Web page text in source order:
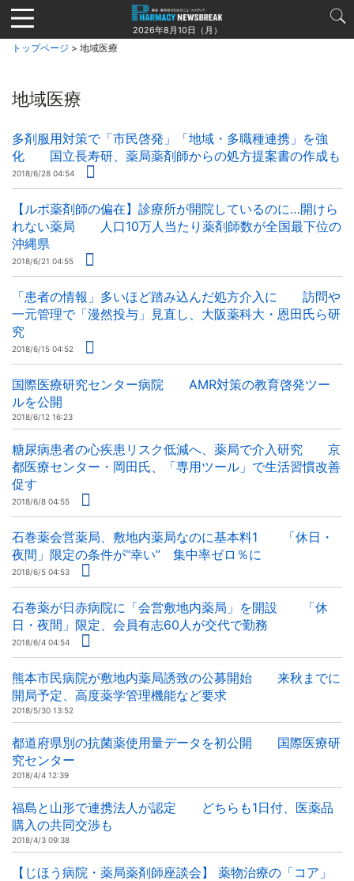
Jump
to
navigation
2026年8月10日（月）
トップページ > 地域医療
地域医療
多剤服用対策で「市民啓発」「地域・多職種連携」を強
化 国立長寿研、薬局薬剤師からの処方提案書の作成も
2018/6/28 04:54
【ルポ薬剤師の偏在】診療所が開院しているのに…開けら
れない薬局 人口10万人当たり薬剤師数が全国最下位の
沖縄県
2018/6/21 04:55
「患者の情報」多いほど踏み込んだ処方介入に 訪問や
一元管理で「漫然投与」見直し、大阪薬科大・恩田氏ら研
究
2018/6/15 04:52
国際医療研究センター病院 AMR対策の教育啓発ツー
ルを公開
2018/6/12 16:23
糖尿病患者の心疾患リスク低減へ、薬局で介入研究 京
都医療センター・岡田氏、「専用ツール」で生活習慣改善
促す
2018/6/8 04:55
石巻薬会営薬局、敷地内薬局なのに基本料1 「休日・
夜間」限定の条件が“幸い” 集中率ゼロ％に
2018/6/5 04:53
石巻薬が日赤病院に「会営敷地内薬局」を開設 「休
日・夜間」限定、会員有志60人が交代で勤務
2018/6/4 04:54
熊本市民病院が敷地内薬局誘致の公募開始 来秋までに
開局予定、高度薬学管理機能など要求
2018/5/30 13:52
都道府県別の抗菌薬使用量データを初公開 国際医療研
究センター
2018/4/4 12:39
福島と山形で連携法人が認定 どちらも1日付、医薬品
購入の共同交渉も
2018/4/3 09:38
【じほう病院・薬局薬剤師座談会】 薬物治療の「コア」